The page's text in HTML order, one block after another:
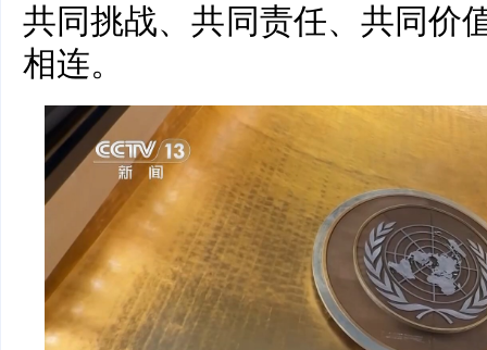
共同挑战、共同责任、共同价
相连。